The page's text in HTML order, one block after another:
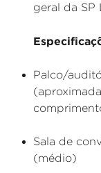
geral da SP
Palco/
Sala de
(médio)